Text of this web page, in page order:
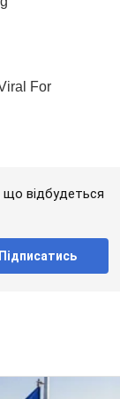
що відбудеться
Підписатись